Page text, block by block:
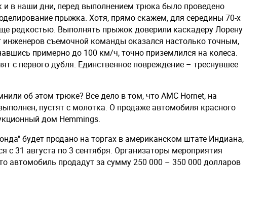
и в наши дни, перед выполнением трюка было проведено
прыжка. Хотя, прямо скажем, для середины 70-х
редкостью. Выполнять прыжок доверили каскадеру Лорену
инженеров съемочной команды оказался настолько точным,
примерно до 100 км/ч, точно приземлился на колеса.
с первого дубля. Единственное повреждение – треснувшее
об этом трюке? Все дело в том, что AMC Hornet, на
пустят с молотка. О продаже автомобиля красного
дом Hemmings.
будет продано на торгах в американском штате Индиана,
с 31 августа по 3 сентября. Организаторы мероприятия
автомобиль продадут за сумму 250 000 – 350 000 долларов